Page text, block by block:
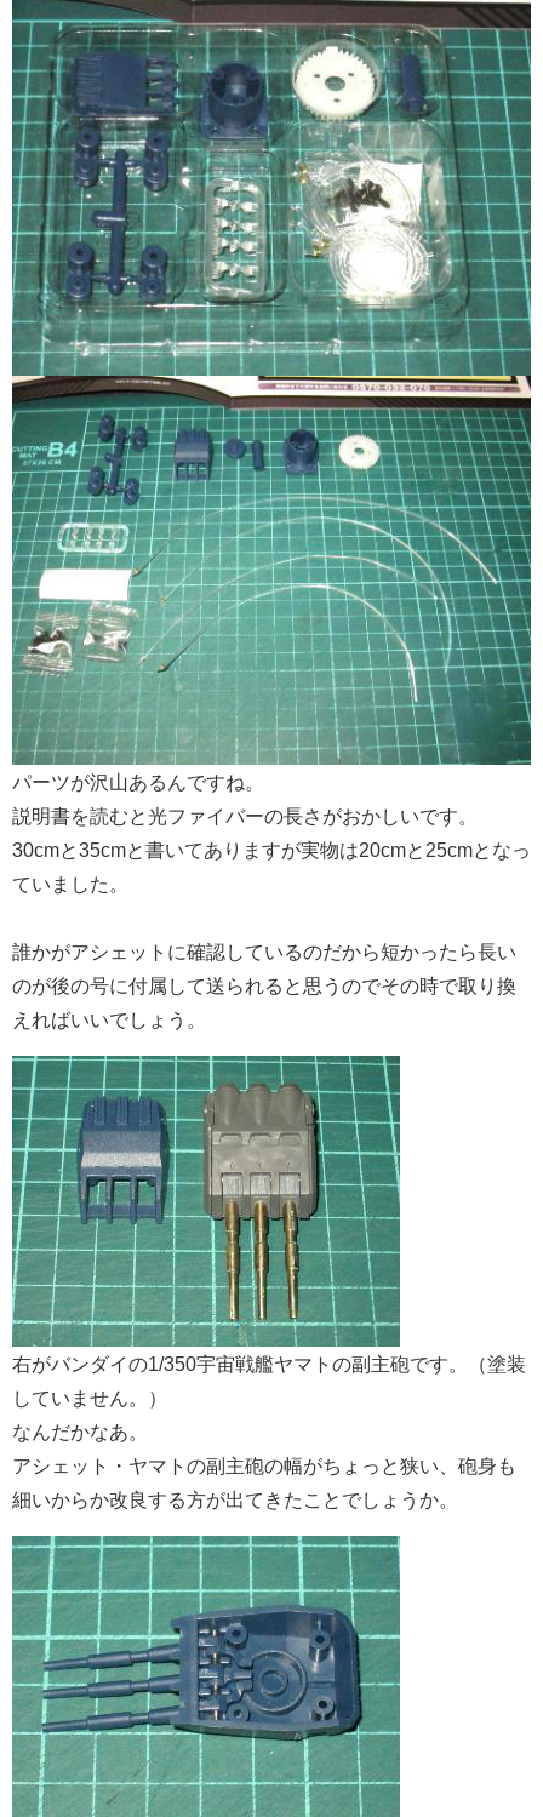
パーツが沢山あるんですね。
説明書を読むと光ファイバーの長さがおかしいです。
30cmと35cmと書いてありますが実物は20cmと25cmとなっ
ていました。
誰かがアシェットに確認しているのだから短かったら長い
のが後の号に付属して送られると思うのでその時で取り換
えればいいでしょう。
右がバンダイの1/350宇宙戦艦ヤマトの副主砲です。（塗装
していません。）
なんだかなあ。
アシェット・ヤマトの副主砲の幅がちょっと狭い、砲身も
細いからか改良する方が出てきたことでしょうか。